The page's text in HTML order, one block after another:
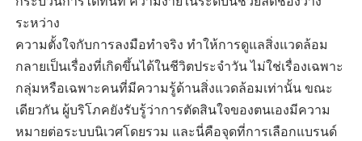
ระหว่าง
ความตั้งใจกับการลงมือทำจริง ทำให้การดูแลสิ่งแวดล้อม
กลายเป็นเรื่องที่เกิดขึ้นได้ในชีวิตประจำวัน ไม่ใช่เรื่องเฉพาะ
กลุ่มหรือเฉพาะคนที่มีความรู้ด้านสิ่งแวดล้อมเท่านั้น ขณะ
เดียวกัน ผู้บริโภคยังรับรู้ว่าการตัดสินใจของตนเองมีความ
หมายต่อระบบนิเวศโดยรวม และนี่คือจุดที่การเลือกแบรนด์